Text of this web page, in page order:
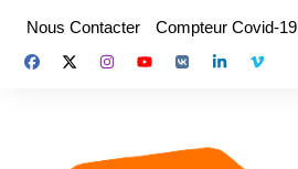
contenu
Nous Contacter Compteur Covid-19